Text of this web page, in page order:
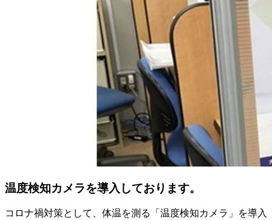
温度検知カメラを導入しております。
コロナ禍対策として、体温を測る「温度検知カメラ」を導入